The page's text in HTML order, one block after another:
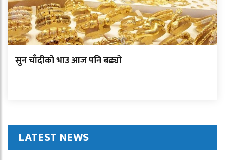
सुन चाँदीको भाउ आज पनि बढ्यो
LATEST NEWS